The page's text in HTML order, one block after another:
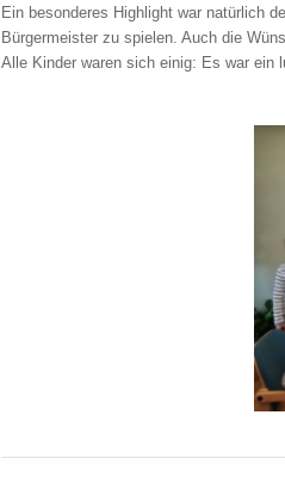
Ein besonderes Highlight war natürlich
Bürgermeister zu spielen. Auch die
Alle Kinder waren sich einig: Es war ein